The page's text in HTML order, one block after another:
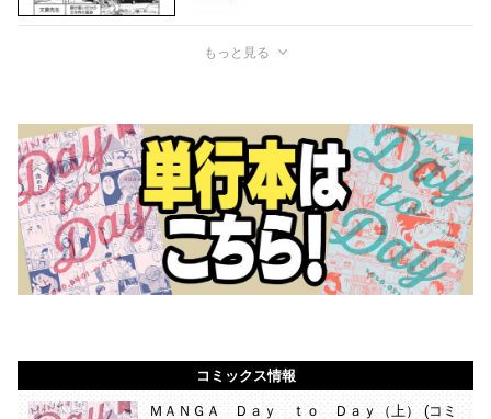
もっと見る
コミックス情報
ＭＡＮＧＡ Ｄａｙ ｔｏ Ｄａｙ（上） (コミ